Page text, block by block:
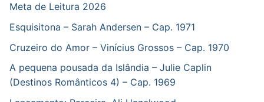
Meta de Leitura 2026
Esquisitona – Sarah Andersen – Cap. 1971
Cruzeiro do Amor – Vinícius Grossos – Cap. 1970
A pequena pousada da Islândia – Julie Caplin
(Destinos Românticos 4) – Cap. 1969